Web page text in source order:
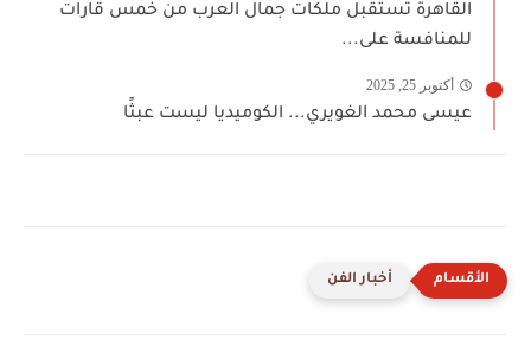
القاهرة تستقبل ملكات جمال العرب من خمس قارات
للمنافسة على...
أكتوبر 25, 2025
عيسى محمد الغويري... الكوميديا ليست عبثًا
أخبار الفن